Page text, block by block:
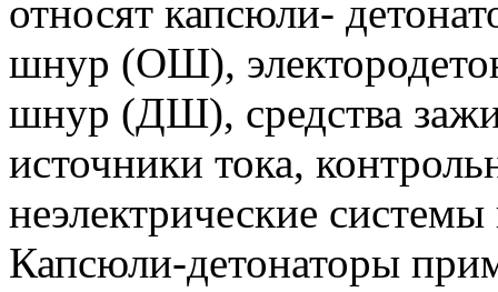
относят капсюли-
шнур (ОШ),
шнур (ДШ), средства
источники тока,
неэлектрические
Капсюли-детонаторы